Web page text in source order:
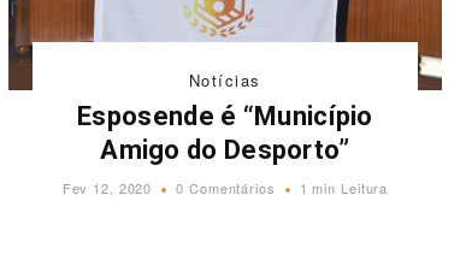
Notícias
Esposende é “Município
Amigo do Desporto”
Fev 12, 2020 0 Comentários 1 min Leitura